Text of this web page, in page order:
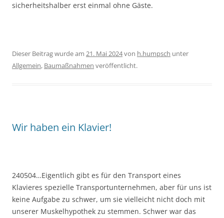
sicherheitshalber erst einmal ohne Gäste.
Dieser Beitrag wurde am 21. Mai 2024von h.humpsch unter
Allgemein, Baumaßnahmen veröffentlicht.
Wir haben ein Klavier!
240504…Eigentlich gibt es für den Transport eines
Klavieres spezielle Transportunternehmen, aber für uns ist
keine Aufgabe zu schwer, um sie vielleicht nicht doch mit
unserer Muskelhypothek zu stemmen. Schwer war das